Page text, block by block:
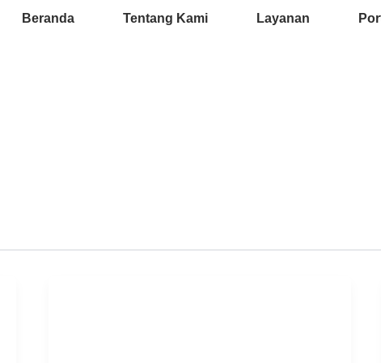
Beranda Tentang Kami Layanan